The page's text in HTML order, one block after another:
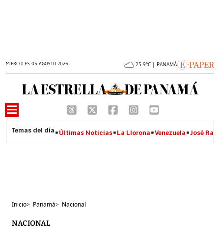
MIÉRCOLES 05 AGOSTO 2026 25.9°C | PANAMÁ
Últimas Noticias La Llorona Venezuela José
Inicio> Panamá> Nacional
NACIONAL